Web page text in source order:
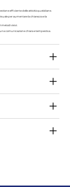
efficiente delle attività quotidiane.
per aumentare la chiarezza e la
metodi visivi.
comunicazione chiara e tempestiva.